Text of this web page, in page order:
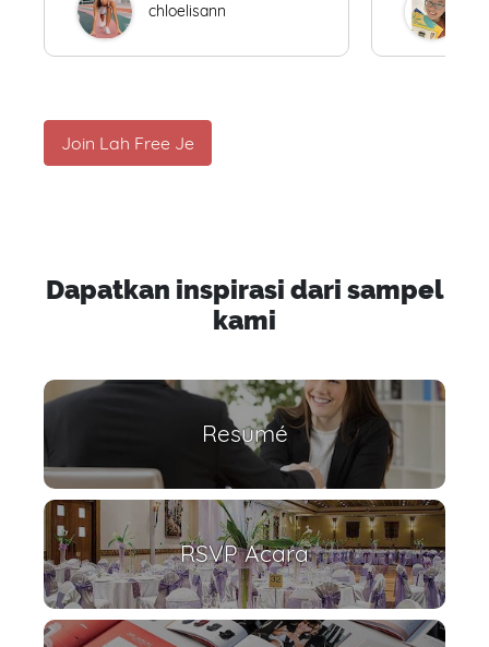
chloelisann
Join Lah Free Je
Dapatkan inspirasi dari sampel
kami
Resumé
RSVP Acara